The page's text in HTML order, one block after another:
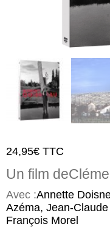
24,95€ TTC
Un film de
Avec :Annette
Azéma, Jean-
François Morel